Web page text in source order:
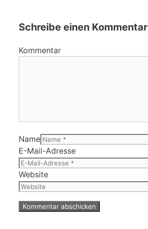
Schreibe einen Kommentar
Kommentar
Name
E-Mail-Adresse
Website